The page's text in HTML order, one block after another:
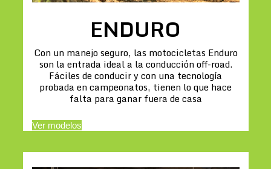
ENDURO
Con un manejo seguro, las motocicletas Enduro
son la entrada ideal a la conducción off-road.
Fáciles de conducir y con una tecnología
probada en campeonatos, tienen lo que hace
falta para ganar fuera de casa
Ver modelos